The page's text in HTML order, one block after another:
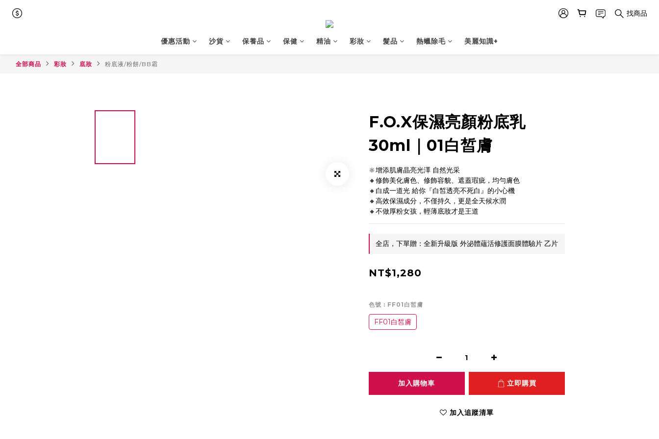
找商品
優惠活動 沙貨 保養品 保健 精油 彩妝 髮品 熱蠟除毛 美麗知識+
全部商品 彩妝 底妝 粉底液/粉餅/BB霜
F.O.X保濕亮顏粉底乳
30ml｜01白皙膚
🔆增添肌膚晶亮光澤 自然光采
🔸修飾美化膚色、修飾容貌、遮蓋瑕疵，均勻膚色
🔸白成一道光 給你『白皙透亮不死白』的小心機
🔸高效保濕成分，不僅持久，更是全天候水潤
🔸不做厚粉女孩，輕薄底妝才是王道
全店，下單贈：全新升級版 外泌體蘊活修護面膜體驗片 乙片
NT$1,280
色號 : FF01白皙膚
FF01白皙膚
加入購物車 立即購買
加入追蹤清單